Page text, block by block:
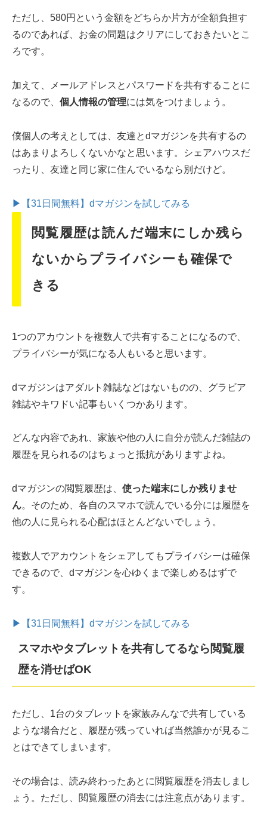
ただし、580円という金額をどちらか片方が全額負担す
るのであれば、お金の問題はクリアにしておきたいとこ
ろです。
加えて、メールアドレスとパスワードを共有することに
なるので、 個人情報の管理には気をつけましょう。
僕個人の考えとしては、友達とdマガジンを共有するの
はあまりよろしくないかなと思います。シェアハウスだ
ったり、友達と同じ家に住んでいるなら別だけど。
▶【31日間無料】dマガジンを試してみる
閲覧履歴は読んだ端末にしか残ら
ないからプライバシーも確保で
きる
1つのアカウントを複数人で共有することになるので、
プライバシーが気になる人もいると思います。
dマガジンはアダルト雑誌などはないものの、グラビア
雑誌やキワドい記事もいくつかあります。
どんな内容であれ、家族や他の人に自分が読んだ雑誌の
履歴を見られるのはちょっと抵抗がありますよね。
dマガジンの閲覧履歴は、 使った端末にしか残りませ
ん。そのため、各自のスマホで読んでいる分には履歴を
他の人に見られる心配はほとんどないでしょう。
複数人でアカウントをシェアしてもプライバシーは確保
できるので、dマガジンを心ゆくまで楽しめるはずで
す。
▶【31日間無料】dマガジンを試してみる
スマホやタブレットを共有してるなら閲覧履
歴を消せばOK
ただし、1台のタブレットを家族みんなで共有している
ような場合だと、履歴が残っていれば当然誰かが見るこ
とはできてしまいます。
その場合は、読み終わったあとに閲覧履歴を消去しまし
ょう。ただし、閲覧履歴の消去には注意点があります。